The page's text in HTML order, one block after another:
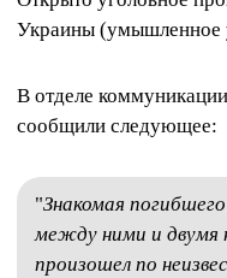
Украины (умышленное
В отделе
сообщили следующее:
"Знакомая
между ними и двумя
произошел по